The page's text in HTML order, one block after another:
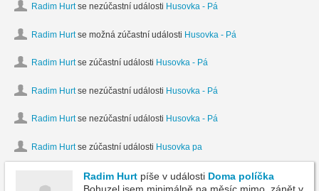
Radim Hurtse nezúčastní události Husovka - Pá
Radim Hurtse možná zúčastní události Husovka - Pá
Radim Hurtse zúčastní události Husovka - Pá
Radim Hurtse nezúčastní události Husovka - Pá
Radim Hurtse nezúčastní události Husovka - Pá
Radim Hurtse zúčastní události Husovka pa
Radim Hurt píše v události Doma políčka
Bohuzel jsem minimálně na měsíc mimo, zánět v